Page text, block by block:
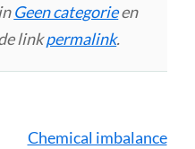
Geen categorieen
linkpermalink.
Chemical imbalance